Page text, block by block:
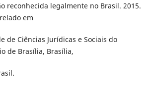
reconhecida legalmente no Brasil. 2015.
em
de Ciências Jurídicas e Sociais do
de Brasília, Brasília,